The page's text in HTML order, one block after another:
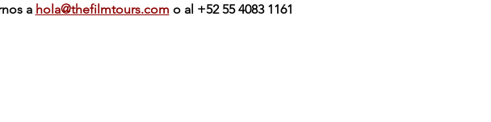
a hola@thefilmtours.com o al ‭+‭52 55 4083 1161‬